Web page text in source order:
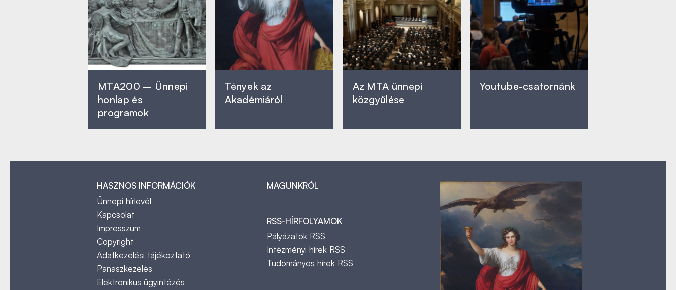
MTA200 – Ünnepi
honlap és
programok
Tények az
Akadémiáról
Az MTA ünnepi
közgyűlése
Youtube-csatornánk
HASZNOS INFORMÁCIÓK
Ünnepi hírlevél
Kapcsolat
Impresszum
Copyright
Adatkezelési tájékoztató
Panaszkezelés
Elektronikus ügyintézés
MAGUNKRÓL
RSS-HÍRFOLYAMOK
Pályázatok RSS
Intézményi hírek RSS
Tudományos hírek RSS